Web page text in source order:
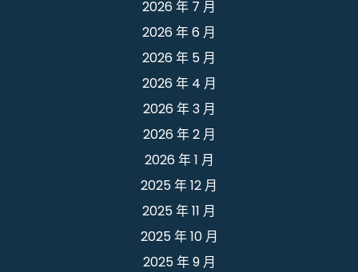
2026 年 7 月
2026 年 6 月
2026 年 5 月
2026 年 4 月
2026 年 3 月
2026 年 2 月
2026 年 1 月
2025 年 12 月
2025 年 11 月
2025 年 10 月
2025 年 9 月